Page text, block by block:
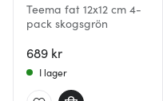
Teema fat 12x12 cm 4-
pack skogsgrön
689 kr
I lager